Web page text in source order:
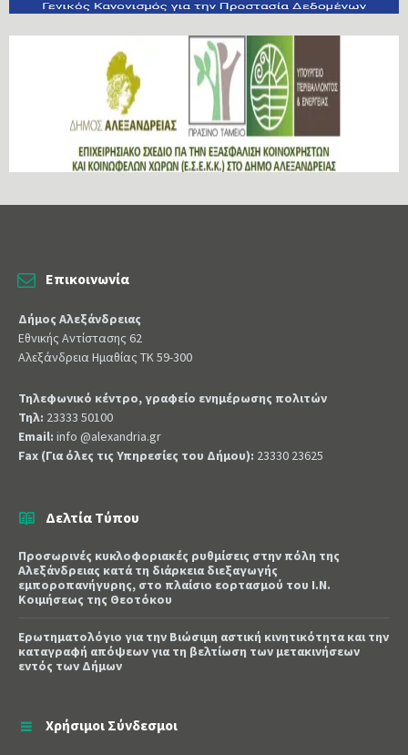
Επικοινωνία
Δήμος Αλεξάνδρειας
Εθνικής Αντίστασης 62
Αλεξάνδρεια Ημαθίας ΤΚ 59-300
Τηλεφωνικό κέντρο, γραφείο ενημέρωσης πολιτών
Τηλ: 23333 50100
Email: info @alexandria.gr
Fax (Για όλες τις Υπηρεσίες του Δήμου): 23330 23625
Δελτία Τύπου
Προσωρινές κυκλοφοριακές ρυθμίσεις στην πόλη της
Αλεξάνδρειας κατά τη διάρκεια διεξαγωγής
εμποροπανήγυρης, στο πλαίσιο εορτασμού του Ι.Ν.
Κοιμήσεως της Θεοτόκου
Ερωτηματολόγιο για την Βιώσιμη αστική κινητικότητα και την
καταγραφή απόψεων για τη βελτίωση των μετακινήσεων
εντός των Δήμων
Χρήσιμοι Σύνδεσμοι